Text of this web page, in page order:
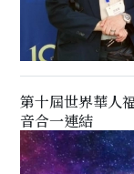
第十屆世界華人
音合一連結